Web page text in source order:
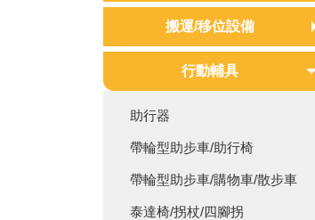
均佳輪椅
經濟入門款
標準通用款
超輕外出款
移位脊損型
仰躺傾倒型
電動輪椅
電動代步車
搬運/移位設備
移位墊/移位腰帶/移位滑板
行動輔具
助行器
帶輪型助步車/助行椅
帶輪型助步車/購物車/散步車
泰達椅/拐杖/四腳拐